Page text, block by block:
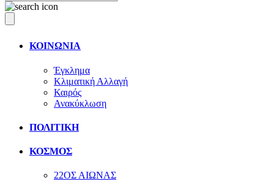
ΚΟΙΝΩΝΙΑ
Έγκλημα
Κλιματική Αλλαγή
Καιρός
Ανακύκλωση
ΠΟΛΙΤΙΚΗ
ΚΟΣΜΟΣ
22ΟΣ ΑΙΩΝΑΣ